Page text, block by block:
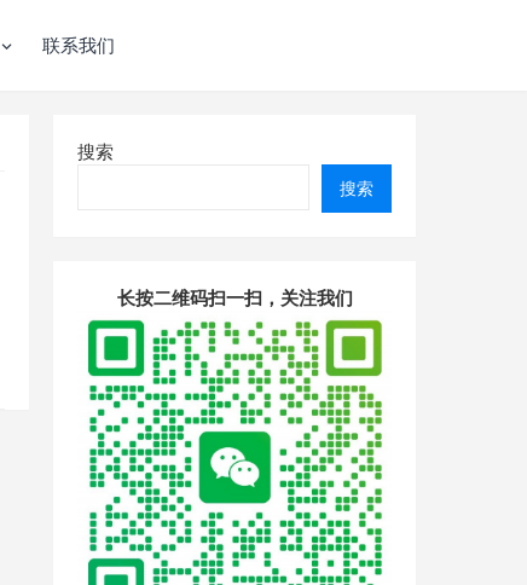
联系我们
搜索
搜索
长按二维码扫一扫，关注我们